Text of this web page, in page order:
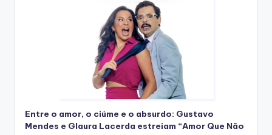
Entre o amor, o ciúme e o absurdo: Gustavo
Mendes e Glaura Lacerda estreiam “Amor Que Não